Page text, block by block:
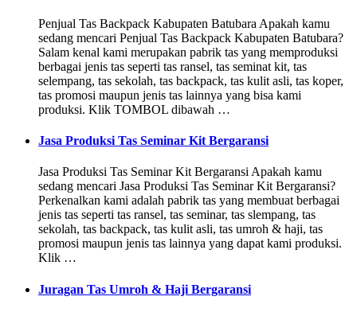
Penjual Tas Backpack Kabupaten Batubara Apakah kamu
sedang mencari Penjual Tas Backpack Kabupaten Batubara?
Salam kenal kami merupakan pabrik tas yang memproduksi
berbagai jenis tas seperti tas ransel, tas seminat kit, tas
selempang, tas sekolah, tas backpack, tas kulit asli, tas koper,
tas promosi maupun jenis tas lainnya yang bisa kami
produksi. Klik TOMBOL dibawah …
Jasa Produksi Tas Seminar Kit Bergaransi
Jasa Produksi Tas Seminar Kit Bergaransi Apakah kamu
sedang mencari Jasa Produksi Tas Seminar Kit Bergaransi?
Perkenalkan kami adalah pabrik tas yang membuat berbagai
jenis tas seperti tas ransel, tas seminar, tas slempang, tas
sekolah, tas backpack, tas kulit asli, tas umroh & haji, tas
promosi maupun jenis tas lainnya yang dapat kami produksi.
Klik …
Juragan Tas Umroh & Haji Bergaransi